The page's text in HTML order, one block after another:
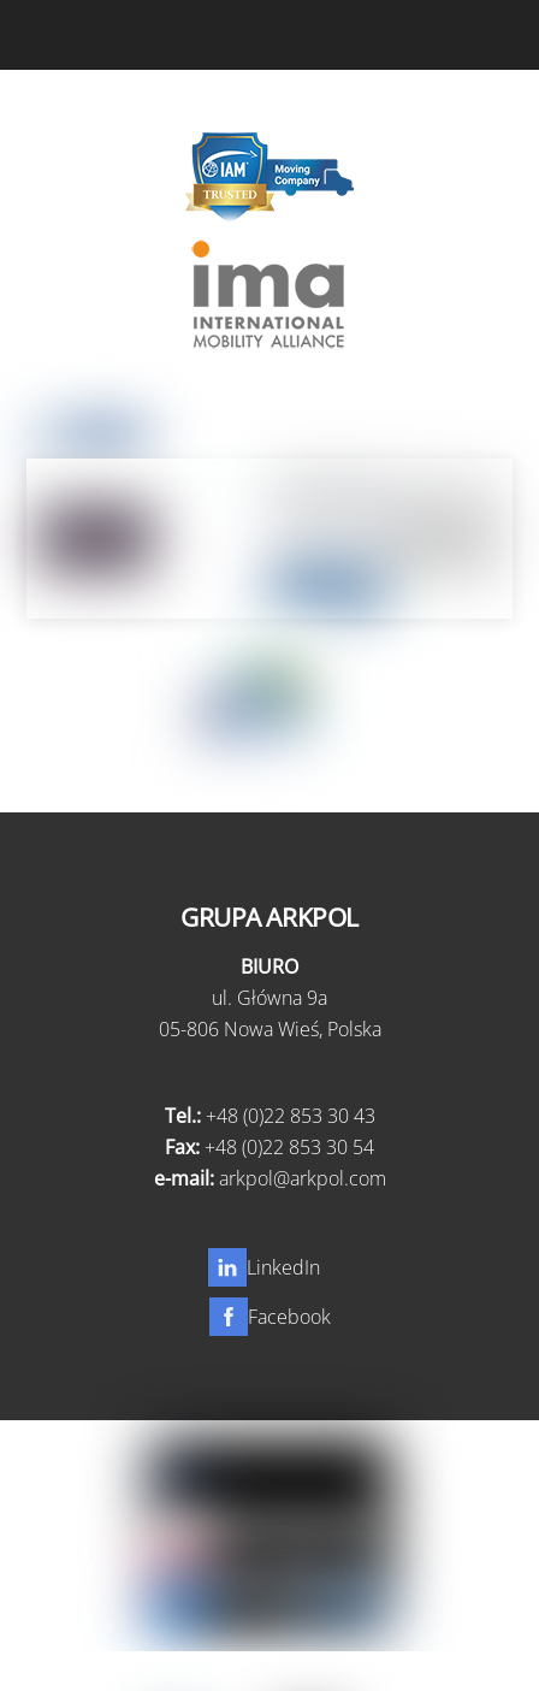
GRUPA ARKPOL
BIURO
ul. Główna 9a
05-806 Nowa Wieś, Polska
Tel.:+48 (0)22 853 30 43
Fax: +48 (0)22 853 30 54
e-mail:arkpol@arkpol.com
LinkedIn
Facebook